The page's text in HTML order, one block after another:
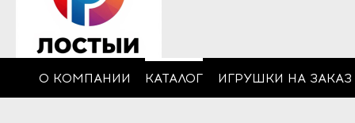
О КОМПАНИИ КАТАЛОГ ИГРУШКИ НА ЗАКАЗ